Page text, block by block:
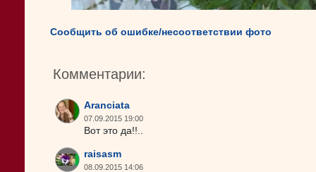
Сообщить об ошибке/несоответствии фото
Комментарии:
Aranciata
07.09.2015 19:00
Вот это да!!..
raisasm
08.09.2015 14:06